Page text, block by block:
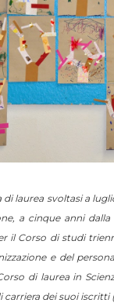
laurea svoltasi a
a cinque anni
il Corso di studi
e del
di laurea in
carriera dei suoi iscritti